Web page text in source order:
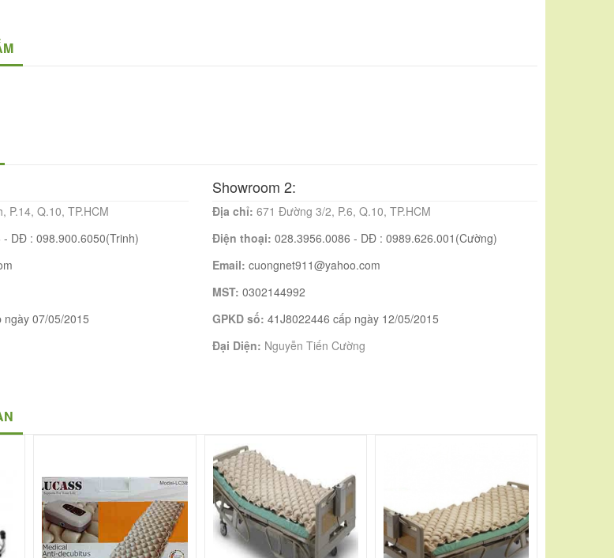
P.14, Q.10, TP.HCM
DĐ : 098.900.6050(Trinh)
07/05/2015
Showroom 2:
Địa chỉ: 671 Đường 3/2, P.6, Q.10, TP.HCM
Điện thoại: 028.3956.0086 - DĐ : 0989.626.001(Cường)
Email: cuongnet911@yahoo.com
MST: 0302144992
GPKD số: 41J8022446 cấp ngày 12/05/2015
Đại Diện: Nguyễn Tiến Cường